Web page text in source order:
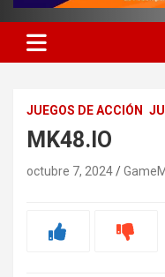
JUEGOS DE ACCIÓN
MK48.IO
octubre 7, 2024